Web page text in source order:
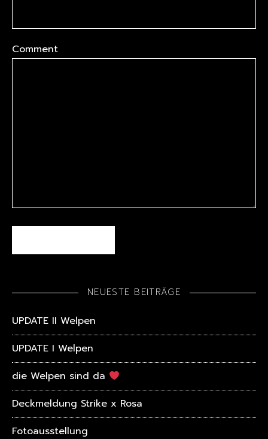
Comment
NEUESTE BEITRÄGE
UPDATE II Welpen
UPDATE I Welpen
die Welpen sind da
Deckmeldung Strike x Rosa
Fotoausstellung